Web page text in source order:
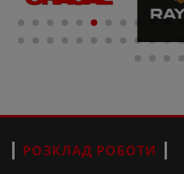
РОЗКЛАД РОБОТИ